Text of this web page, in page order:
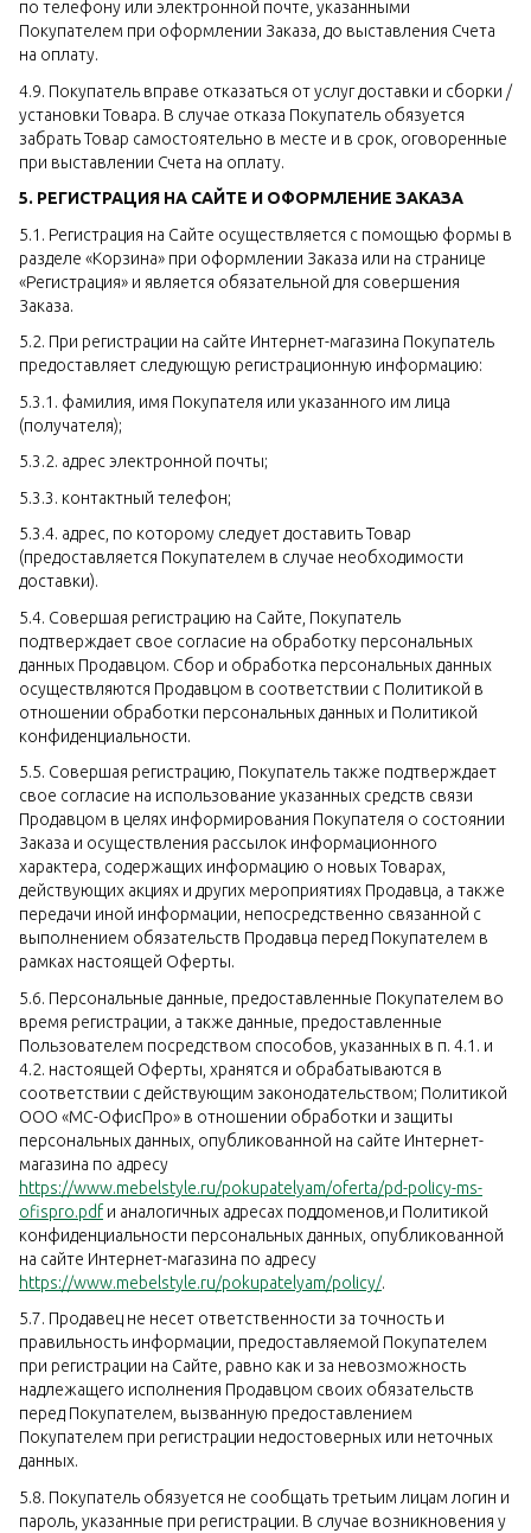
по телефону или электронной почте, указанными
Покупателем при оформлении Заказа, до выставления Счета
на оплату.
4.9. Покупатель вправе отказаться от услуг доставки и сборки /
установки Товара. В случае отказа Покупатель обязуется
забрать Товар самостоятельно в месте и в срок, оговоренные
при выставлении Счета на оплату.
5. РЕГИСТРАЦИЯ НА САЙТЕ И ОФОРМЛЕНИЕ ЗАКАЗА
5.1. Регистрация на Сайте осуществляется с помощью формы в
разделе «Корзина» при оформлении Заказа или на странице
«Регистрация» и является обязательной для совершения
Заказа.
5.2. При регистрации на сайте Интернет-магазина Покупатель
предоставляет следующую регистрационную информацию:
5.3.1. фамилия, имя Покупателя или указанного им лица
(получателя);
5.3.2. адрес электронной почты;
5.3.3. контактный телефон;
5.3.4. адрес, по которому следует доставить Товар
(предоставляется Покупателем в случае необходимости
доставки).
5.4. Совершая регистрацию на Сайте, Покупатель
подтверждает свое согласие на обработку персональных
данных Продавцом. Сбор и обработка персональных данных
осуществляются Продавцом в соответствии с Политикой в
отношении обработки персональных данных и Политикой
конфиденциальности.
5.5. Совершая регистрацию, Покупатель также подтверждает
свое согласие на использование указанных средств связи
Продавцом в целях информирования Покупателя о состоянии
Заказа и осуществления рассылок информационного
характера, содержащих информацию о новых Товарах,
действующих акциях и других мероприятиях Продавца, а также
передачи иной информации, непосредственно связанной с
выполнением обязательств Продавца перед Покупателем в
рамках настоящей Оферты.
5.6. Персональные данные, предоставленные Покупателем во
время регистрации, а также данные, предоставленные
Пользователем посредством способов, указанных в п. 4.1. и
4.2. настоящей Оферты, хранятся и обрабатываются в
соответствии с действующим законодательством; Политикой
ООО «МС-ОфисПро» в отношении обработки и защиты
персональных данных, опубликованной на сайте Интернет-
магазина по адресу
https://www.mebelstyle.ru/pokupatelyam/oferta/pd-policy-ms-
ofispro.pdf и аналогичных адресах поддоменов,и Политикой
конфиденциальности персональных данных, опубликованной
на сайте Интернет-магазина по адресу
https://www.mebelstyle.ru/pokupatelyam/policy/.
5.7. Продавец не несет ответственности за точность и
правильность информации, предоставляемой Покупателем
при регистрации на Сайте, равно как и за невозможность
надлежащего исполнения Продавцом своих обязательств
перед Покупателем, вызванную предоставлением
Покупателем при регистрации недостоверных или неточных
данных.
5.8. Покупатель обязуется не сообщать третьим лицам логин и
пароль, указанные при регистрации. В случае возникновения у